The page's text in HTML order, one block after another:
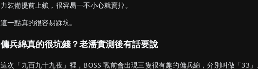
力裝備提前上鎖，很容易一不小心就賣掉。
這一點真的很容易踩坑。
傭兵綿真的很坑錢？老潘實測後有話要說
這次「九百九十九夜」裡，BOSS 戰前會出現三隻很有趣的傭兵綿，分別叫做「33」